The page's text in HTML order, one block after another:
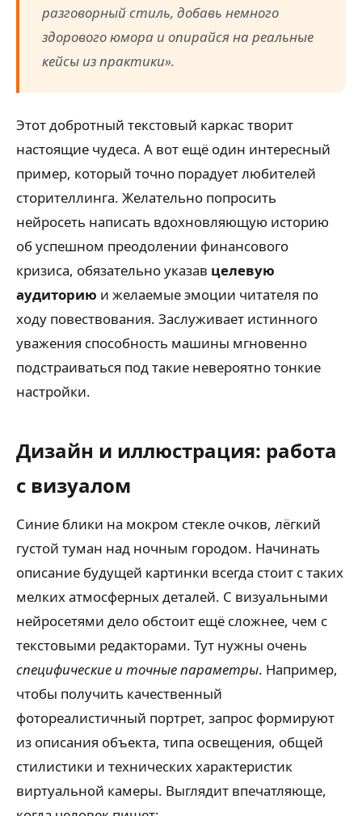
разговорный стиль, добавь немного
здорового юмора и опирайся на реальные
кейсы из практики».
Этот добротный текстовый каркас творит
настоящие чудеса. А вот ещё один интересный
пример, который точно порадует любителей
сторителлинга. Желательно попросить
нейросеть написать вдохновляющую историю
об успешном преодолении финансового
кризиса, обязательно указав целевую
аудиторию и желаемые эмоции читателя по
ходу повествования. Заслуживает истинного
уважения способность машины мгновенно
подстраиваться под такие невероятно тонкие
настройки.
Дизайн и иллюстрация: работа
с визуалом
Синие блики на мокром стекле очков, лёгкий
густой туман над ночным городом. Начинать
описание будущей картинки всегда стоит с таких
мелких атмосферных деталей. С визуальными
нейросетями дело обстоит ещё сложнее, чем с
текстовыми редакторами. Тут нужны очень
специфические и точные параметры. Например,
чтобы получить качественный
фотореалистичный портрет, запрос формируют
из описания объекта, типа освещения, общей
стилистики и технических характеристик
виртуальной камеры. Выглядит впечатляюще,